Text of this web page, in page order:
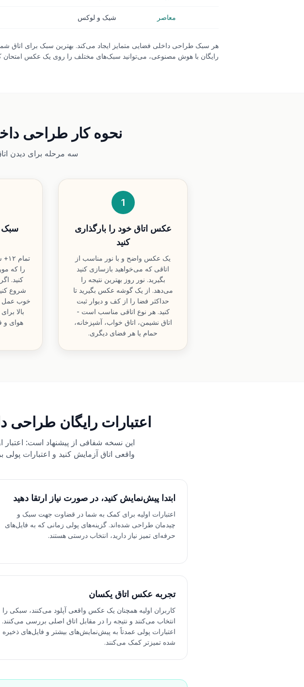
معاصر شیک و لوکس
هر سبک طراحی داخلی فضایی متمایز ایجاد می‌کند. بهترین سبک برای اتاق
رایگان با هوش مصنوعی، می‌توانید سبک‌های مختلف را روی یک عکس امتحان
نحوه کار طراحی
سه مرحله برای دیدن
1
عکس اتاق خود را بارگذاری
کنید
یک عکس واضح و با نور مناسب از
اتاقی که می‌خواهید بازسازی کنید
بگیرید. نور روز بهترین نتیجه را
می‌دهد. از یک گوشه عکس بگیرید تا
حداکثر فضا را از کف و دیوار ثبت
کنید. هر نوع اتاقی مناسب است -
اتاق نشیمن، اتاق خواب، آشپزخانه،
حمام یا هر فضای دیگری.
سبک
را که
کنید.
شروع
خوب عمل
بالا
هوای و
اعتبارات رایگان طراحی
واقعی اتاق آزمایش کنید و اعتبارات
ابتدا پیش‌نمایش کنید، در صورت نیاز ارتقا دهید
اعتبارات اولیه برای کمک به شما در قضاوت جهت سبک و
چیدمان طراحی شده‌اند. گزینه‌های پولی زمانی که به فایل‌های
حرفه‌ای تمیز نیاز دارید، انتخاب درستی هستند.
تجربه عکس اتاق یکسان
کاربران اولیه همچنان یک عکس واقعی آپلود می‌کنند، سبکی را
انتخاب می‌کنند و نتیجه را در مقابل اتاق اصلی بررسی می‌کنند.
اعتبارات پولی عمدتاً به پیش‌نمایش‌های بیشتر و فایل‌های ذخیره
شده تمیزتر کمک می‌کنند.